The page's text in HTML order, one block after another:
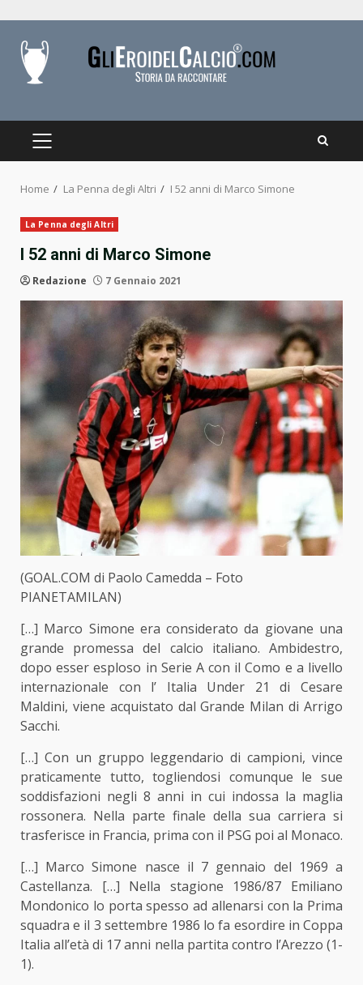
content
PRIMARY
Home La Penna degli Altri I 52 anni di Marco Simone
La Penna degli Altri
I 52 anni di Marco Simone
Redazione 7 Gennaio 2021
(GOAL.COM di Paolo Camedda – Foto
PIANETAMILAN)
[…] Marco Simone era considerato da giovane una
grande promessa del calcio italiano. Ambidestro,
dopo esser esploso in Serie A con il Como e a livello
internazionale con l’ Italia Under 21 di Cesare
Maldini, viene acquistato dal Grande Milan di Arrigo
Sacchi.
[…] Con un gruppo leggendario di campioni, vince
praticamente tutto, togliendosi comunque le sue
soddisfazioni negli 8 anni in cui indossa la maglia
rossonera. Nella parte finale della sua carriera si
trasferisce in Francia, prima con il PSG poi al Monaco.
[…] Marco Simone nasce il 7 gennaio del 1969 a
Castellanza. […] Nella stagione 1986/87 Emiliano
Mondonico lo porta spesso ad allenarsi con la Prima
squadra e il 3 settembre 1986 lo fa esordire in Coppa
Italia all’età di 17 anni nella partita contro l’Arezzo (1-
1).